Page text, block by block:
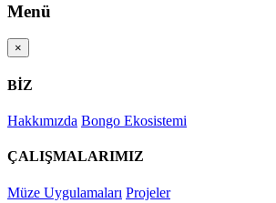
Menü
×
BİZ
Hakkımızda Bongo Ekosistemi
ÇALIŞMALARIMIZ
Müze Uygulamaları Projeler